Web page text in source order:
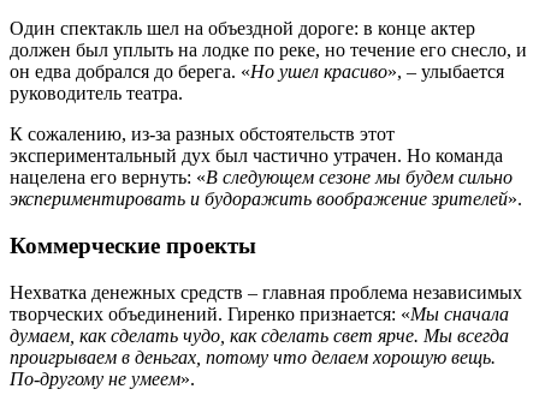
Один спектакль шел на объездной дороге: в конце актер
должен был уплыть на лодке по реке, но течение его снесло, и
он едва добрался до берега. «Но ушел красиво», – улыбается
руководитель театра.
К сожалению, из-за разных обстоятельств этот
экспериментальный дух был частично утрачен. Но команда
нацелена его вернуть: «В следующем сезоне мы будем сильно
экспериментировать и будоражить воображение зрителей».
Коммерческие проекты
Нехватка денежных средств – главная проблема независимых
творческих объединений. Гиренко признается: «Мы сначала
думаем, как сделать чудо, как сделать свет ярче. Мы всегда
проигрываем в деньгах, потому что делаем хорошую вещь.
По-другому не умеем».